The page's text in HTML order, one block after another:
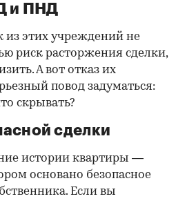
и ПНД
из этих учреждений не
риск расторжения сделки,
А вот отказ их
повод задуматься:
скрывать?
сделки
истории квартиры —
основано безопасное
Если вы